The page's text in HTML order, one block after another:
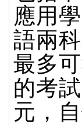
應用
語兩
最多
的考
元，